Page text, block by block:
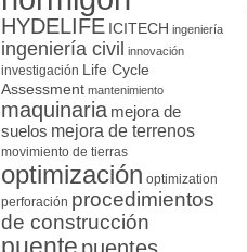
HYDELIFE ICITECH ingeniería
ingeniería civil innovación
investigación
Life Cycle
Assessment mantenimiento
maquinaria mejora de
suelos mejora de terrenos
movimiento de tierras
optimización optimization
perforación procedimientos
de construcción
puente